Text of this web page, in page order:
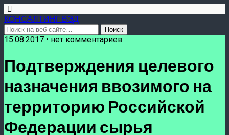
КОНСАЛТИНГ ВЭД
15.08.2017 • нет комментариев
Подтверждения целевого
назначения ввозимого на
территорию Российской
Федерации сырья